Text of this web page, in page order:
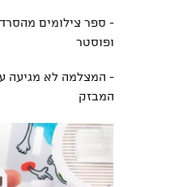
- ספר צילומים
ופוסטר
- המצלמה לא מגיעה
המבזק